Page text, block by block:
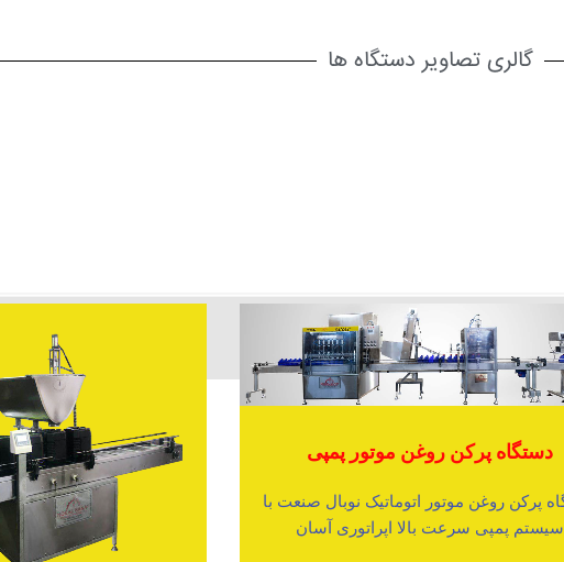
گالری تصاویر دستگاه ها
دستگاه پرکن روغن موتور پمپی
پرکن روغن موتور اتوماتیک نوبال صنعت با
سیستم پمپی سرعت بالا اپراتوری آسان